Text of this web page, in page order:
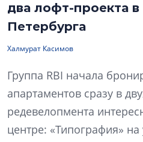
два лофт-проекта в
Петербурга
Халмурат Касимов
Группа RBI начала
апартаментов сразу в
редевелопмента
центре: «Типография»